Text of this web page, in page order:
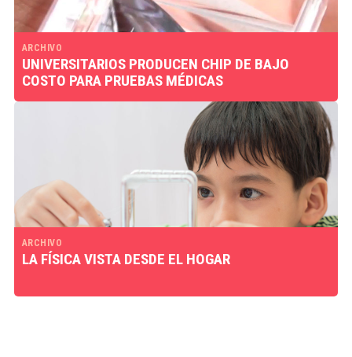
ARCHIVO
UNIVERSITARIOS PRODUCEN CHIP DE BAJO
COSTO PARA PRUEBAS MÉDICAS
ARCHIVO
LA FÍSICA VISTA DESDE EL HOGAR